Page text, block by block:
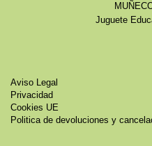
Juguete
Aviso Legal
Privacidad
Cookies UE
Politica de devoluciones y